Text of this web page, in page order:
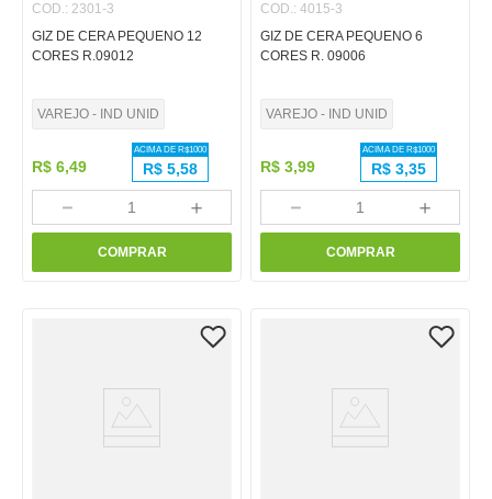
COD.: 2301-3
GIZ DE CERA PEQUENO 12
CORES R.09012
VAREJO - IND UNID
R$ 6,49
ACIMA DE R$1000
R$ 5,58
＋
－
COMPRAR
COD.: 4015-3
GIZ DE CERA PEQUENO 6
CORES R. 09006
VAREJO - IND UNID
R$ 3,99
ACIMA DE R$1000
R$ 3,35
＋
－
COMPRAR